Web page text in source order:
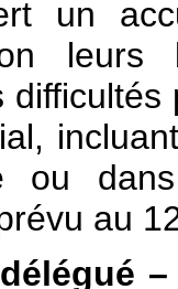
un
ou
au